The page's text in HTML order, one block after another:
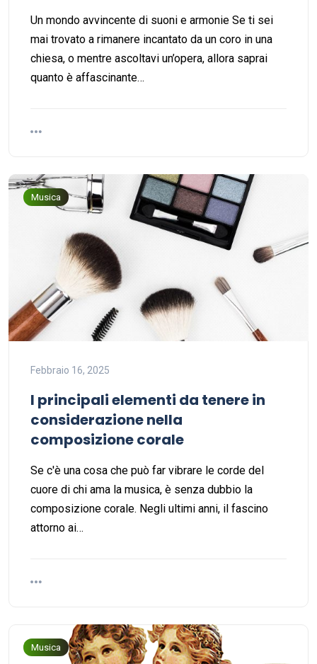
Un mondo avvincente di suoni e armonie Se ti sei
mai trovato a rimanere incantato da un coro in una
chiesa, o mentre ascoltavi un’opera, allora saprai
quanto è affascinante…
Musica
Febbraio 16, 2025
I principali elementi da tenere in
considerazione nella
composizione corale
Se c'è una cosa che può far vibrare le corde del
cuore di chi ama la musica, è senza dubbio la
composizione corale. Negli ultimi anni, il fascino
attorno ai…
Musica